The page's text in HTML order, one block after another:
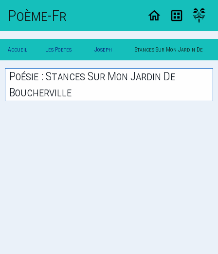
Poème-Fr
Accueil
Poesie
Les Poetes
Classique
Joseph
Quesnel
Stances Sur Mon Jardin De
Boucherville
Poésie : Stances Sur Mon Jardin De
Boucherville